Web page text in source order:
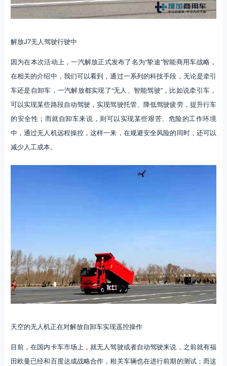
解放J7无人驾驶行驶中
因为在本次活动上，一汽解放正式发布了名为“挚途”智能商用车战略，
在相关的介绍中，我们可以看到，通过一系列的科技手段，无论是牵引
车还是自卸车，一汽解放都实现了“无人、智能驾驶”，比如说牵引车，
可以实现某些路段自动驾驶，实现驾驶托管、降低驾驶疲劳，提升行车
的安全性；而就自卸车来说，则可以实现某些艰苦、危险的工作环境
中，通过无人机远程操控，这样一来，在规避安全风险的同时，还可以
减少人工成本。
天空的无人机正在对解放自卸车实现遥控操作
目前，在国内卡车市场上，就无人驾驶或者自动驾驶来说，之前就有福
田欧曼已经和百度达成战略合作，相关车辆也在进行前期的测试；而这